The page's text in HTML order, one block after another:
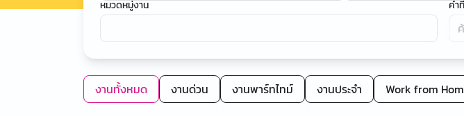
หมวดหมู่งาน คำ
งานทั้งหมด งานด่วน งานพาร์ทไทม์ งานประจำ Work from